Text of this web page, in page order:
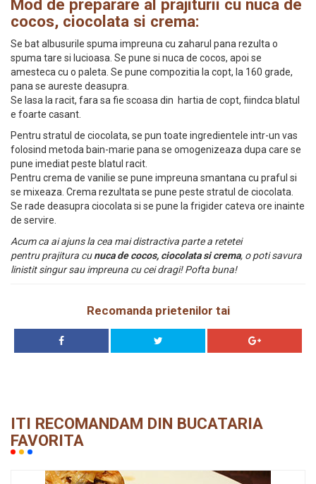
Mod de preparare al prajiturii cu nuca de
cocos, ciocolata si crema:
Se bat albusurile spuma impreuna cu zaharul pana rezulta o
spuma tare si lucioasa. Se pune si nuca de cocos, apoi se
amesteca cu o paleta. Se pune compozitia la copt, la 160 grade,
pana se aureste deasupra.
Se lasa la racit, fara sa fie scoasa din hartia de copt, fiindca blatul
e foarte casant.
Pentru stratul de ciocolata, se pun toate ingredientele intr-un vas
folosind metoda bain-marie pana se omogenizeaza dupa care se
pune imediat peste blatul racit.
Pentru crema de vanilie se pune impreuna smantana cu praful si
se mixeaza. Crema rezultata se pune peste stratul de ciocolata.
Se rade deasupra ciocolata si se pune la frigider cateva ore inainte
de servire.
Acum ca ai ajuns la cea mai distractiva parte a retetei
pentru prajitura cunuca de cocos, ciocolata si crema, o poti savura
linistit singur sau impreuna cu cei dragi! Pofta buna!
Recomanda prietenilor tai
ITI RECOMANDAM DIN BUCATARIA
FAVORITA